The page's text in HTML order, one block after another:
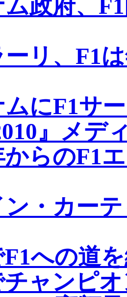
政府、
ーリ、F1
にF1サ
』メ
からのF1
・カー
への道
ャンピ